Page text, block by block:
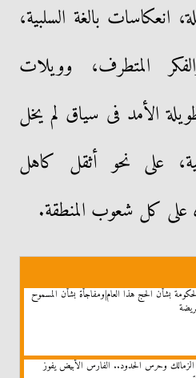
بالغة السلبية،
المتطرف، وويلات
الأمد فى سياق لم يخل
على نحو أثقل كاهل
على كل شعوب المنطقة.
بشأن الحج هذا العام|ومفاجأة بشأن المسموح
الزمالك وحرس الحدود.. الفارس الأبيض يفوز